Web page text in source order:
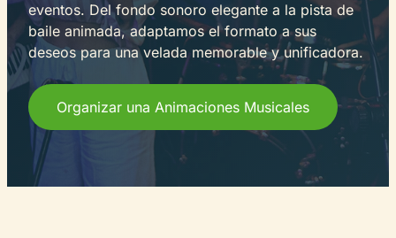
eventos. Del fondo sonoro elegante a la pista de
baile animada, adaptamos el formato a sus
deseos para una velada memorable y unificadora.
Organizar una Animaciones Musicales